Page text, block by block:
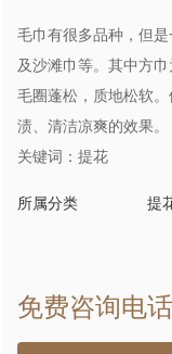
毛巾有很多品种，但
及沙滩巾等。其中方
毛圈蓬松，质地松软
渍、清洁凉爽的效果。
关键词：提花
所属分类 提
免费咨询电话